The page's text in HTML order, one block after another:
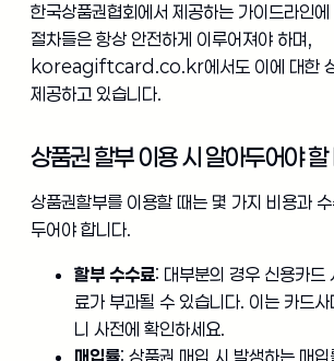
한국상품권협회에서 제공하는 가이드라인
절차들은 항상 안전하게 이루어져야 하며,
koreagiftcard.co.kr에서도 이에 대한
제공하고 있습니다.
상품권 할부 이용 시 알아두어야
상품권할부를 이용할 때는 몇 가지 비용과
두어야 합니다.
할부 수수료: 대부분의 경우 신용카드
료가 부과될 수 있습니다. 이는 카드
니 사전에 확인하세요.
매입률: 상품권 매입 시 발생하는 매